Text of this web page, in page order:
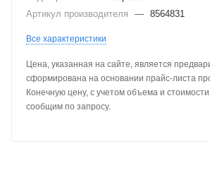
Артикул производителя
— 8564831
Все характеристики
Цена, указанная на сайте, является
сформирована на основании прайс-листа
Конечную цену, с учетом объема и
сообщим по запросу.